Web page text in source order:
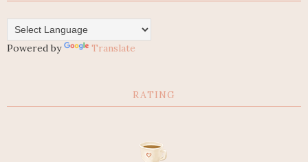
Powered by Translate
RATING